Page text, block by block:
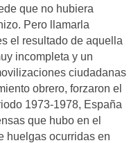
que no hubiera
Pero llamarla
el resultado de aquella
incompleta y un
ciudadanas
obrero, forzaron el
1973-1978, España
que hubo en el
huelgas ocurridas en